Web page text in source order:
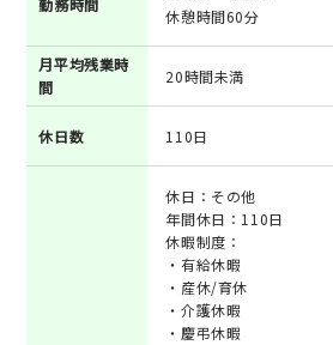
勤務時間
休憩時間60分
月平均残業時
間
20時間未満
休日数 110日
休日：その他
年間休日：110日
休暇制度：
・有給休暇
・産休/育休
・介護休暇
・慶弔休暇